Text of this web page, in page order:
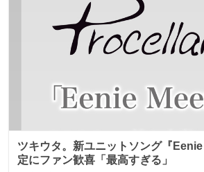
ツキウタ。新ユニットソング『
定にファン歓喜「最高すぎる」